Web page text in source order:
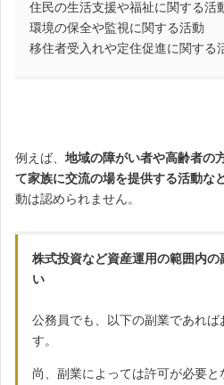
住民の生活支援や福祉に関する活
環境の保全や監視に関する活動
移住者受入れや定住促進に関する
例えば、 地域の障がい者や高齢者の
て家族に交流の場を提供する活動な
動は認められません。
株式投資など資産運用の範囲内
い
公務員でも、以下の副業であれば
す。
尚、副業によっては許可が必要と